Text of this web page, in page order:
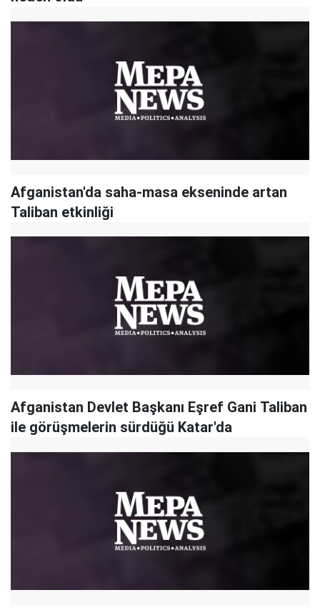
Afganistan'da saha-masa ekseninde artan
Taliban etkinliği
Afganistan Devlet Başkanı Eşref Gani Taliban
ile görüşmelerin sürdüğü Katar'da